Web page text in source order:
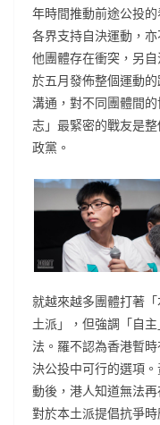
年時間推動前途公投
各界支持自決運動，
他團體存在衝突，另
於五月發佈整個運動的
溝通，對不同團體間
志」最緊密的戰友是
政黨。
就越來越多團體打著
土派」，但強調「自
法。羅不認為香港暫
決公投中可行的選項
動後，港人知道無法
對於本土派提倡抗爭